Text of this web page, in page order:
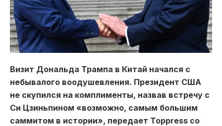
Визит Дональда Трампа в Китай начался с
небывалого воодушевления. Президент США
не скупился на комплименты, назвав встречу с
Си Цзиньпином «возможно, самым большим
саммитом в истории», передает Toppress со